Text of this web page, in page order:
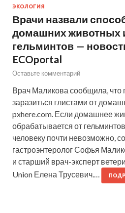
ЭКОЛОГИЯ
Врачи назвали
домашних животных
гельминтов —
ECOportal
Оставьте комментарий
Врач Маликова сообщила, что
заразиться глистами от
pxhere.com. Если домашнее
обрабатывается от
человеку почти невозможно,
гастроэнтеролог Софья
и старший врач-эксперт
Union Елена Трусевич.…